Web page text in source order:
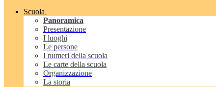
Scuola
Panoramica
Presentazione
I luoghi
Le persone
I numeri della scuola
Le carte della scuola
Organizzazione
La storia